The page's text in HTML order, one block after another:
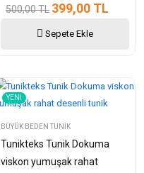
500,00 TL 399,00 TL
Sepete Ekle
YENI
BÜYÜK BEDEN TUNIK
Tunikteks Tunik Dokuma
viskon yumuşak rahat